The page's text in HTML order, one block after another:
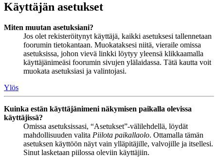
Käyttäjän asetukset
Miten muutan asetuksiani?
Jos olet rekisteröitynyt käyttäjä, kaikki asetuksesi tallennetaan
foorumin tietokantaan. Muokataksesi niitä, vieraile omissa
asetuksissa, johon vievä linkki löytyy yleensä klikkaamalla
käyttäjänimeäsi foorumin sivujen ylälaidassa. Tätä kautta voit
muokata asetuksiasi ja valintojasi.
Ylös
Kuinka estän käyttäjänimeni näkymisen paikalla olevissa
käyttäjissä?
Omissa asetuksissasi, “Asetukset”-välilehdellä, löydät
mahdollisuuden valita Piilota paikallaolo. Ottamalla tämän
asetuksen käyttöön näyt vain ylläpitäjille, valvojille ja itsellesi.
Sinut lasketaan piilossa oleviin käyttäjiin.